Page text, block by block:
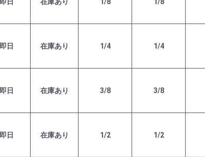
即日 在庫あり 1/4 1/4
即日 在庫あり 3/8 3/8
即日 在庫あり 1/2 1/2